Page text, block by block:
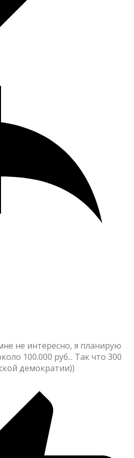
не интересно, я планирую
100.000 руб... Так что 300
демократии))